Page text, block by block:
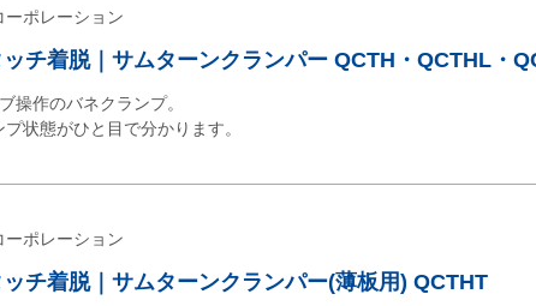
ーポレーション
ッチ着脱｜サムターンクランパー QCTH・QCTHL・
操作のバネクランプ。
プ状態がひと目で分かります。
ーポレーション
ッチ着脱｜サムターンクランパー(薄板用) QCTHT